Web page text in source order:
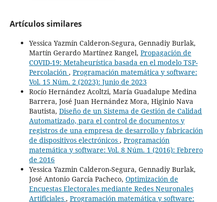
Artículos similares
Yessica Yazmín Calderon-Segura, Gennadiy Burlak,
Martín Gerardo Martínez Rangel, Propagación de
COVID-19: Metaheurística basada en el modelo TSP-
Percolación , Programación matemática y software:
Vol. 15 Núm. 2 (2023): Junio de 2023
Rocío Hernández Acoltzi, María Guadalupe Medina
Barrera, José Juan Hernández Mora, Higinio Nava
Bautista, Diseño de un Sistema de Gestión de Calidad
Automatizado, para el control de documentos y
registros de una empresa de desarrollo y fabricación
de dispositivos electrónicos , Programación
matemática y software: Vol. 8 Núm. 1 (2016): Febrero
de 2016
Yessica Yazmin Calderon-Segura, Gennadiy Burlak,
José Antonio García Pacheco, Optimización de
Encuestas Electorales mediante Redes Neuronales
Artificiales , Programación matemática y software: